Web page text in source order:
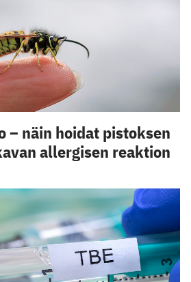
– näin hoidat pistoksen
allergisen reaktion